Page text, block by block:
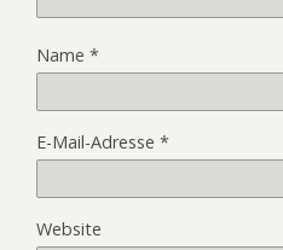
Name *
E-Mail-Adresse *
Website